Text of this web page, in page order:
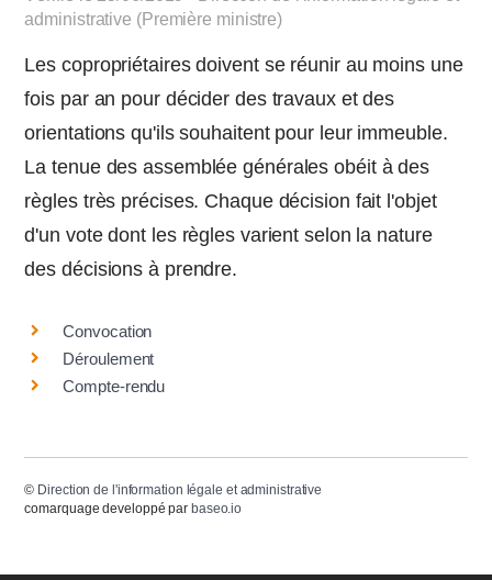
administrative (Première ministre)
Les copropriétaires doivent se réunir au moins une
fois par an pour décider des travaux et des
orientations qu'ils souhaitent pour leur immeuble.
La tenue des assemblée générales obéit à des
règles très précises. Chaque décision fait l'objet
d'un vote dont les règles varient selon la nature
des décisions à prendre.
Convocation
Déroulement
Compte-rendu
© Direction de l'information légale et administrative
comarquage developpé par baseo.io